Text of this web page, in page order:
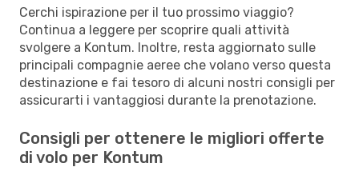
Cerchi ispirazione per il tuo prossimo viaggio?
Continua a leggere per scoprire quali attività
svolgere a Kontum. Inoltre, resta aggiornato sulle
principali compagnie aeree che volano verso questa
destinazione e fai tesoro di alcuni nostri consigli per
assicurarti i vantaggiosi durante la prenotazione.
Consigli per ottenere le migliori offerte
di volo per Kontum